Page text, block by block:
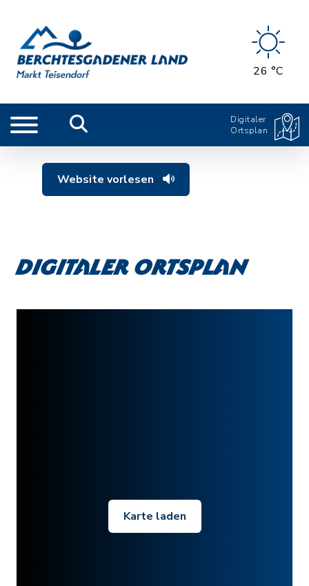
26 °C
Digitaler
Ortsplan
Website vorlesen
Digitaler Ortsplan
Karte laden